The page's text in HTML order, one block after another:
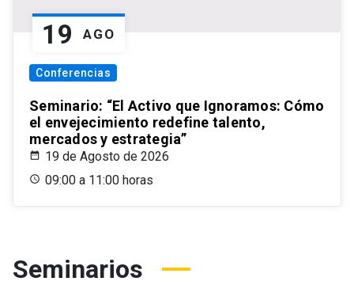
19 AGO
Conferencias
Seminario: “El Activo que Ignoramos: Cómo
el envejecimiento redefine talento,
mercados y estrategia”
19 de Agosto de 2026
09:00 a 11:00 horas
Seminarios